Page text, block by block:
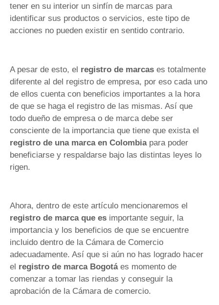
tener en su interior un sinfín de marcas para
identificar sus productos o servicios, este tipo de
acciones no pueden existir en sentido contrario.
A pesar de esto, el registro de marcas es totalmente
diferente al del registro de empresa, por eso cada uno
de ellos cuenta con beneficios importantes a la hora
de que se haga el registro de las mismas. Así que
todo dueño de empresa o de marca debe ser
consciente de la importancia que tiene que exista el
registro de una marca en Colombiapara poder
beneficiarse y respaldarse bajo las distintas leyes lo
rigen.
Ahora, dentro de este artículo mencionaremos el
registro de marca que es importante seguir, la
importancia y los beneficios de que se encuentre
incluido dentro de la Cámara de Comercio
adecuadamente. Así que si aún no has logrado hacer
el registro de marca Bogotáes momento de
comenzar a tomar las riendas y conseguir la
aprobación de la Cámara de comercio.